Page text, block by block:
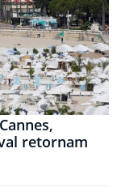
retornam